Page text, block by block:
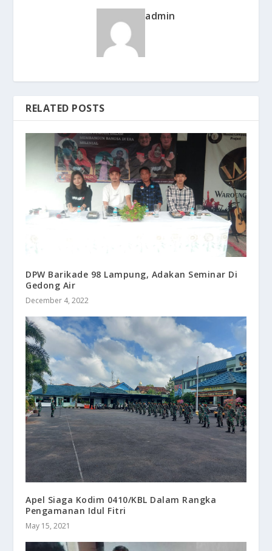
admin
RELATED POSTS
DPW Barikade 98 Lampung, Adakan Seminar Di
Gedong Air
December 4, 2022
Apel Siaga Kodim 0410/KBL Dalam Rangka
Pengamanan Idul Fitri
May 15, 2021